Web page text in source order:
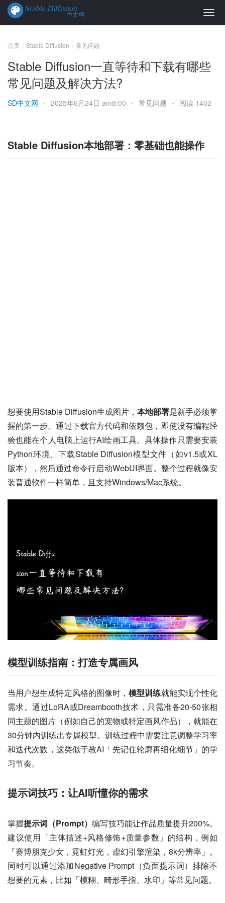
首页 Stable Diffusion 常见问题
Stable Diffusion一直等待和下载有哪些
常见问题及解决方法?
SD中文网 • 2025年6月24日 am8:00 • 常见问题 • 阅读 1402
Stable Diffusion本地部署：零基础也能操作
想要使用Stable Diffusion生成图片， 本地部署是新手必须掌
握的第一步。通过下载官方代码和依赖包，即使没有编程经
验也能在个人电脑上运行AI绘画工具。具体操作只需要安装
Python环境、下载Stable Diffusion模型文件（如v1.5或XL
版本），然后通过命令行启动WebUI界面。整个过程就像安
装普通软件一样简单，且支持Windows/Mac系统。
模型训练指南：打造专属画风
当用户想生成特定风格的图像时，模型训练就能实现个性化
需求。通过LoRA或Dreambooth技术，只需准备20-50张相
同主题的图片（例如自己的宠物或特定画风作品），就能在
30分钟内训练出专属模型。训练过程中需要注意调整学习率
和迭代次数，这类似于教AI「先记住轮廓再细化细节」的学
习节奏。
提示词技巧：让AI听懂你的需求
掌握提示词（Prompt）编写技巧能让作品质量提升200%。
建议使用「主体描述+风格修饰+质量参数」的结构，例如
「赛博朋克少女，霓虹灯光，虚幻引擎渲染，8k分辨率」。
同时可以通过添加Negative Prompt（负面提示词）排除不
想要的元素，比如「模糊、畸形手指、水印」等常见问题。